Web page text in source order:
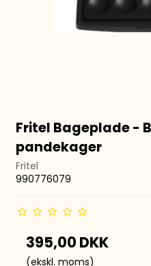
Fritel Bageplade -
pandekager
Fritel
990776079
395,00 DKK
(ekskl. moms)